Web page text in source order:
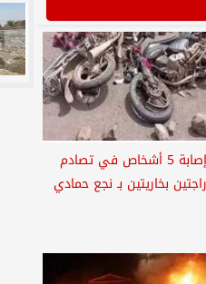
إصابة 5 أشخاص في تصادم
بخاريتين بـ نجع حمادي